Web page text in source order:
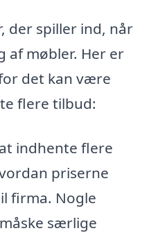
der spiller ind, når
af møbler. Her er
det kan være
flere tilbud:
indhente flere
priserne
firma. Nogle
særlige